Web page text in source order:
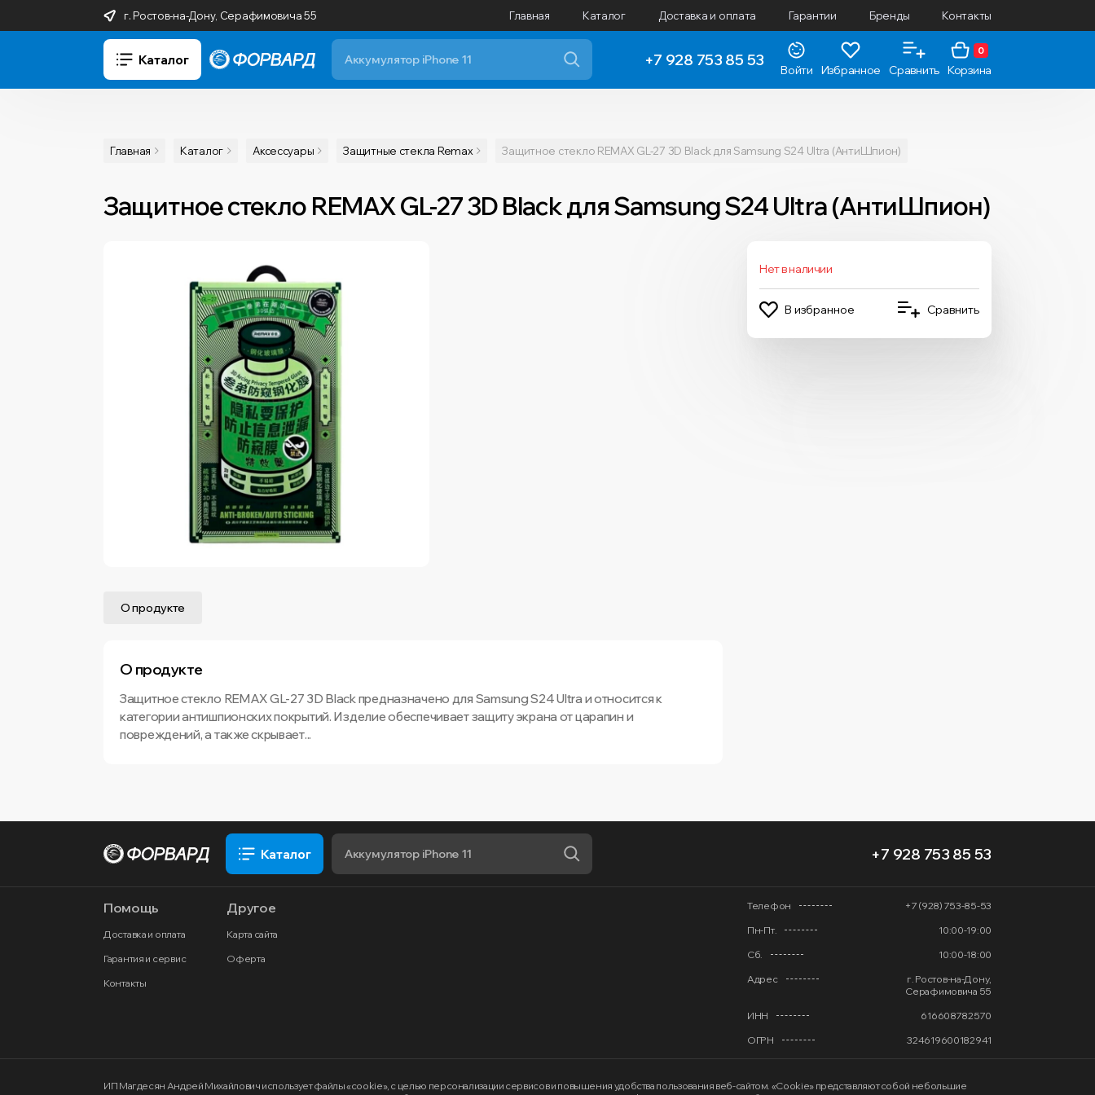
г. Ростов-на-Дону, Серафимовича 55 Главная Каталог Доставка и оплата Гарантии Бренды Контакты
Каталог +7 928 753 85 53
Войти Избранное Сравнить
0
Корзина
Главная Каталог Аксессуары Защитные стекла Remax Защитное стекло REMAX GL-27 3D Black для Samsung S24 Ultra (АнтиШпион)
Защитное стекло REMAX GL-27 3D Black для Samsung S24 Ultra (АнтиШпион)
Нет в наличии
В избранное Сравнить
О продукте
О продукте
Защитное стекло REMAX GL-27 3D Black предназначено для Samsung S24 Ultra и относится к
категории антишпионских покрытий. Изделие обеспечивает защиту экрана от царапин и
повреждений, а также скрывает...
Каталог +7 928 753 85 53
Помощь
Доставка и оплата
Гарантия и сервис
Контакты
Другое
Карта сайта
Оферта
Телефон
+7 (928) 753-85-53
Пн-Пт.
10:00-19:00
Сб.
10:00-18:00
Адрес
г. Ростов-на-Дону,
Серафимовича 55
ИНН
616608782570
ОГРН
324619600182941
ИП Магдесян Андрей Михайлович использует файлы «cookie», с целью персонализации сервисов и повышения удобства пользования веб-сайтом. «Cookie» представляют собой небольшие